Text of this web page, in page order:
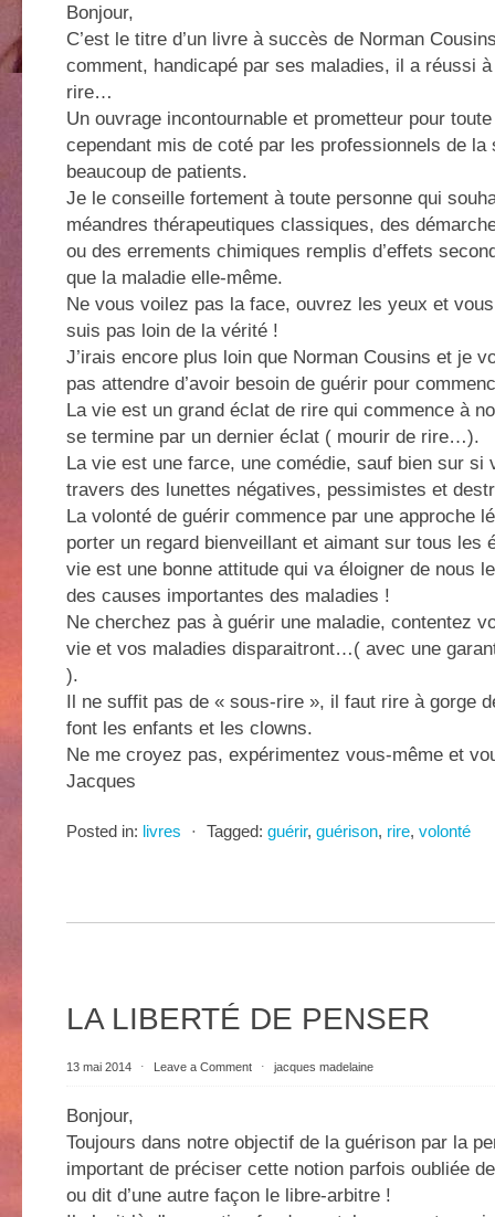
Bonjour,
C’est le titre d’un livre à succès de Norman
comment, handicapé par ses maladies, il a réussi
rire…
Un ouvrage incontournable et prometteur pour
cependant mis de coté par les professionnels de la
beaucoup de patients.
Je le conseille fortement à toute personne qui
méandres thérapeutiques classiques, des
ou des errements chimiques remplis d’effets
que la maladie elle-même.
Ne vous voilez pas la face, ouvrez les yeux et
suis pas loin de la vérité !
J’irais encore plus loin que Norman Cousins et je
pas attendre d’avoir besoin de guérir pour
La vie est un grand éclat de rire qui commence à
se termine par un dernier éclat ( mourir de rire…).
La vie est une farce, une comédie, sauf bien sur si
travers des lunettes négatives, pessimistes et
La volonté de guérir commence par une approche
porter un regard bienveillant et aimant sur tous les
vie est une bonne attitude qui va éloigner de nous
des causes importantes des maladies !
Ne cherchez pas à guérir une maladie, contentez
vie et vos maladies disparaitront…( avec une
).
Il ne suffit pas de « sous-rire », il faut rire à gorge
font les enfants et les clowns.
Ne me croyez pas, expérimentez vous-même et
Jacques
Posted in: livres ⋅ Tagged: guérir, guérison, rire, volonté
LA LIBERTÉ DE PENSER
13 mai 2014 ⋅ Leave a Comment ⋅ jacques madelaine
Bonjour,
Toujours dans notre objectif de la guérison par la
important de préciser cette notion parfois oubliée
ou dit d’une autre façon le libre-arbitre !